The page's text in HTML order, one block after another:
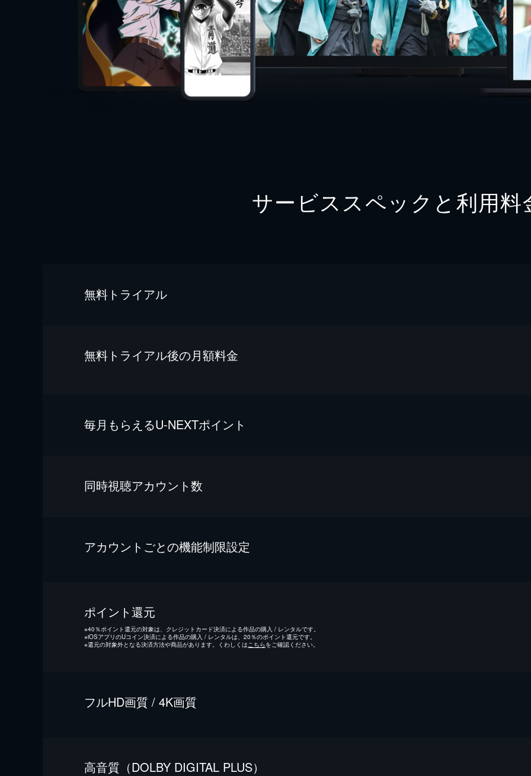
サービススペックと利用料
無料トライアル
無料トライアル後の⽉額料金
毎⽉もらえるU-NEXTポイント
同時視聴アカウント数
アカウントごとの機能制限設定
ポイント還元
※40％ポイント還元の対象は、クレジットカード決済による作品の購入 / レンタルです。
※iOSアプリのUコイン決済による作品の購入 / レンタルは、20％のポイント還元です。
※還元の対象外となる決済方法や商品があります。くわしくは こちらをご確認ください。
フルHD画質 / 4K画質
⾼⾳質（DOLBY DIGITAL PLUS）